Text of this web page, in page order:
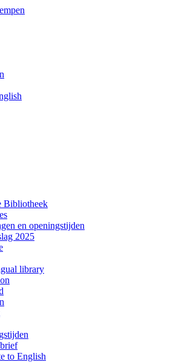
Bibliotheek
en openingstijden
2025
library
to English